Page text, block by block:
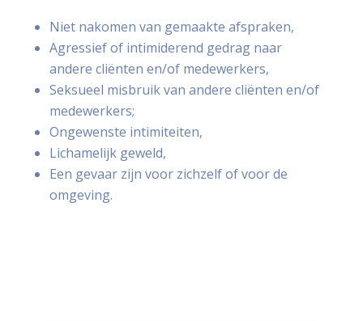
Niet nakomen van gemaakte afspraken,
Agressief of intimiderend gedrag naar
andere cliënten en/of medewerkers,
Seksueel misbruik van andere cliënten en/of
medewerkers;
Ongewenste intimiteiten,
Lichamelijk geweld,
Een gevaar zijn voor zichzelf of voor de
omgeving.